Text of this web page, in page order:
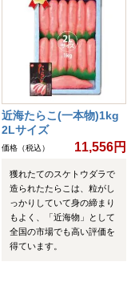
近海たらこ(一本物)1kg
2Lサイズ
価格（税込） 11,556円
獲れたてのスケトウダラで
造られたたらこは、粒がし
っかりしていて身の締まり
もよく、「近海物」として
全国の市場でも高い評価を
得ています。